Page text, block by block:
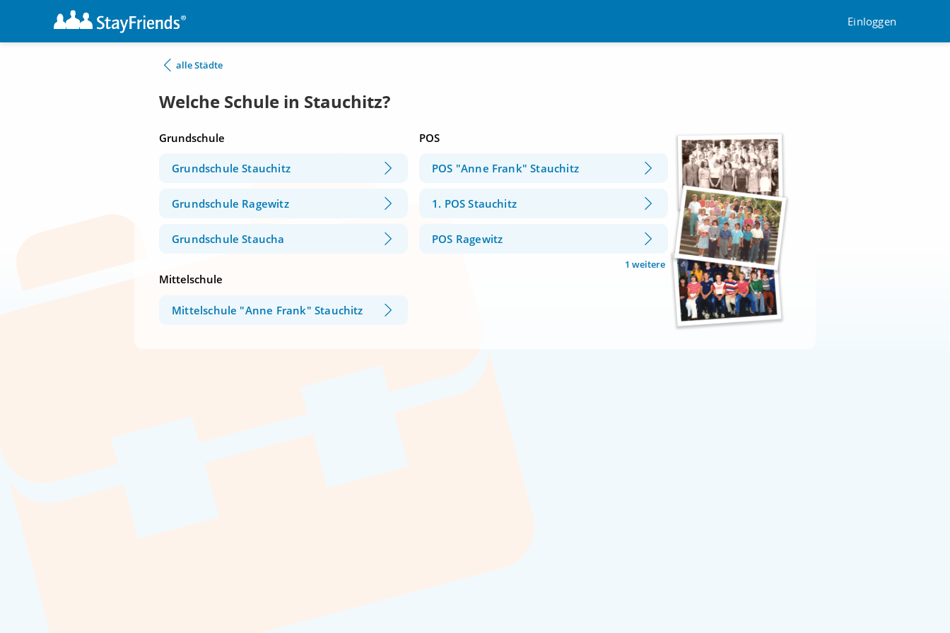
Einloggen
alle Städte
Welche Schule in Stauchitz?
Grundschule
Grundschule Stauchitz
Grundschule Ragewitz
Grundschule Staucha
POS
POS "Anne Frank" Stauchitz
1. POS Stauchitz
POS Ragewitz
1 weitere
Mittelschule
Mittelschule "Anne Frank" Stauchitz